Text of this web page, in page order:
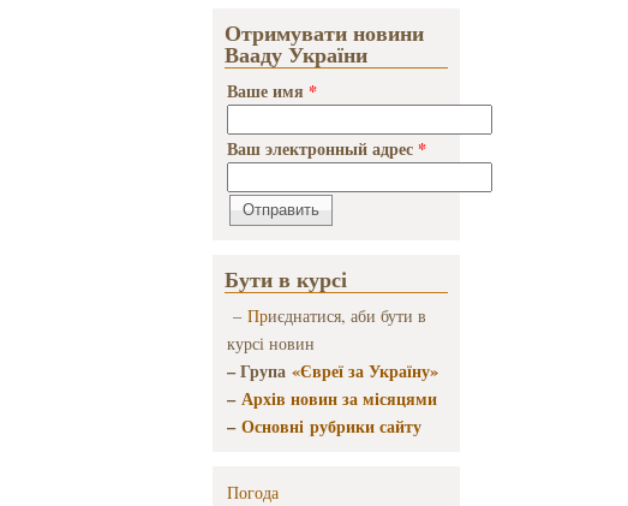
Отримувати новини
Вааду України
Ваше имя *
Ваш электронный адрес *
Бути в курсі
– Приєднатися, аби бути в
курсі новин
– Група «Євреї за Україну»
–Архів новин за місяцями
–Основні рубрики сайту
Погода